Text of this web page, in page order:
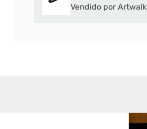
Vendido por Artwalk